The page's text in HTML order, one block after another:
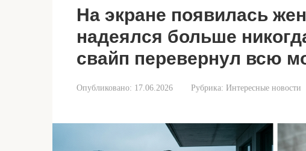
На экране появилась
надеялся больше
свайп перевернул всю
Опубликовано: 17.06.2026 Рубрика: Интересные новости